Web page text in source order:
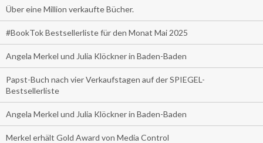
Über eine Million verkaufte Bücher.
#BookTok Bestsellerliste für den Monat Mai 2025
Angela Merkel und Julia Klöckner in Baden-Baden
Papst-Buch nach vier Verkaufstagen auf der SPIEGEL-
Bestsellerliste
Angela Merkel und Julia Klöckner in Baden-Baden
Merkel erhält Gold Award von Media Control